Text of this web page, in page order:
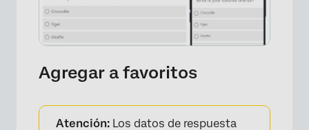
Agregar a favoritos
Atención: Los datos de respuesta